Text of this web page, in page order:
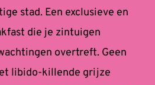
stad. Een exclusieve en
die je zintuigen
overtreft. Geen
libido-killende grijze